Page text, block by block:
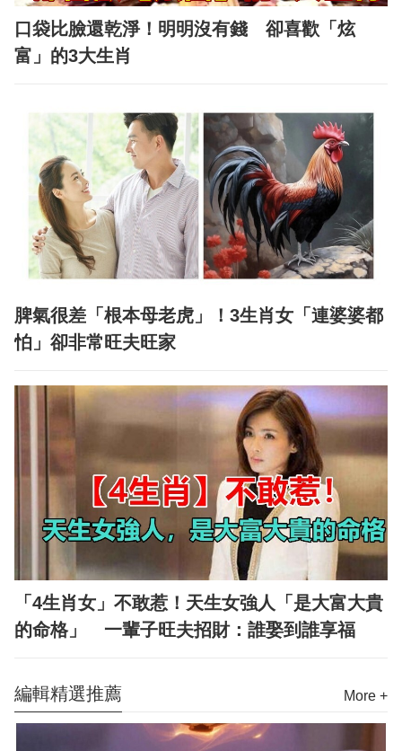
口袋比臉還乾淨！明明沒有錢 卻喜歡「炫
富」的3大生肖
脾氣很差「根本母老虎」！3生肖女「連婆婆都
怕」卻非常旺夫旺家
「4生肖女」不敢惹！天生女強人「是大富大貴
的命格」 一輩子旺夫招財：誰娶到誰享福
編輯精選推薦 More +